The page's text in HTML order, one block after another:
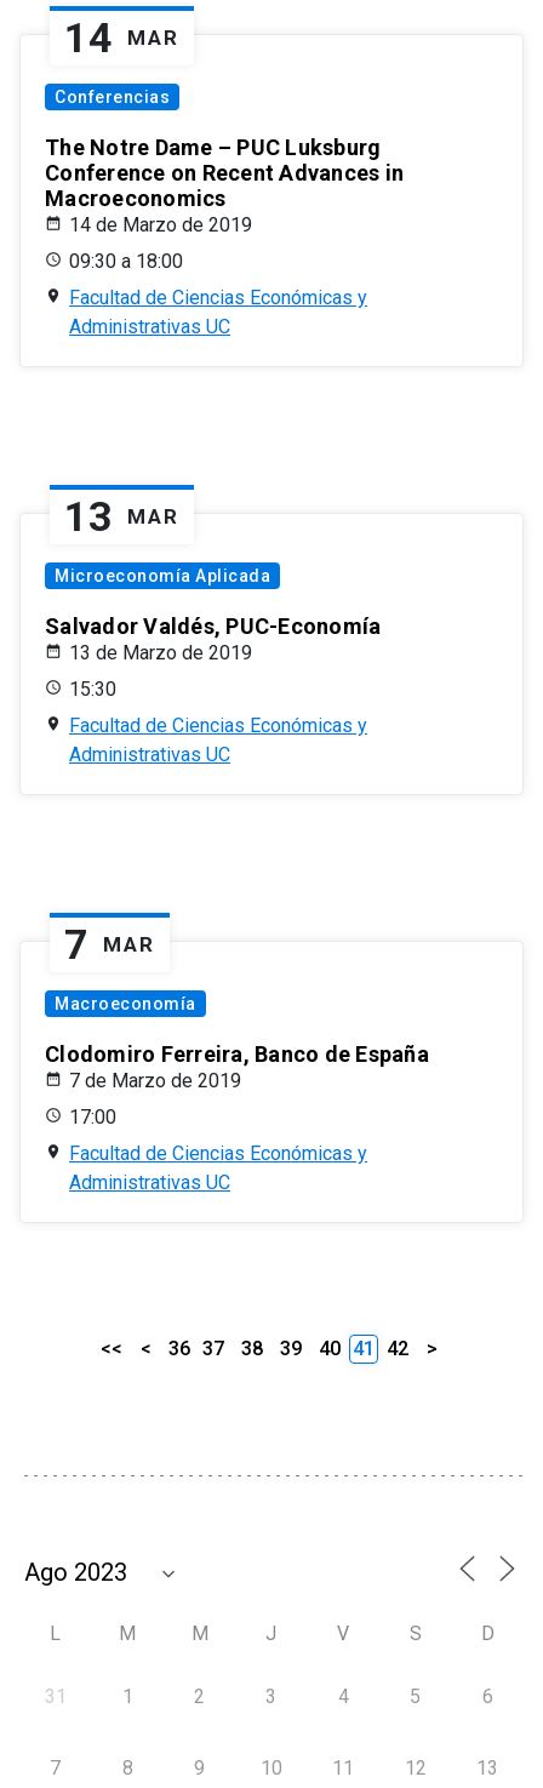
14 MAR
Conferencias
The Notre Dame – PUC Luksburg
Conference on Recent Advances in
Macroeconomics
14 de Marzo de 2019
09:30 a 18:00
Facultad de Ciencias Económicas y
Administrativas UC
13 MAR
Microeconomía Aplicada
Salvador Valdés, PUC-Economía
13 de Marzo de 2019
15:30
Facultad de Ciencias Económicas y
Administrativas UC
7 MAR
Macroeconomía
Clodomiro Ferreira, Banco de España
7 de Marzo de 2019
17:00
Facultad de Ciencias Económicas y
Administrativas UC
<< < 36 37 38 39 40 41 42 >
L M M J V S D
31 1 2 3 4 5 6
7 8 9 10 11 12 13